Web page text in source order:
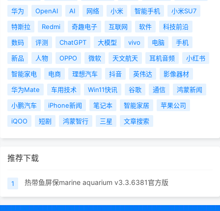
华为
OpenAI AI 网络 小米 智能手机
小米SU7
特斯拉
Redmi 奇趣电子 互联网 软件
科技前沿
数码
评测 ChatGPT 大模型 vivo 电脑
手机
新品
人物 OPPO 微软 天文航天 耳机音频
小红书
智能家电
电商 理想汽车 抖音 英伟达
影像器材
华为Mate
车用技术 Win11快讯 谷歌 通信
鸿蒙新闻
小鹏汽车
iPhone新闻 笔记本 智能家居
苹果公司
iQOO
短剧 鸿蒙智行 三星 文章搜索
推荐下载
1 热带鱼屏保marine aquarium v3.3.6381官方版